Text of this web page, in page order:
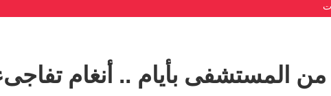
من المستشفى بأيام .. أنغام